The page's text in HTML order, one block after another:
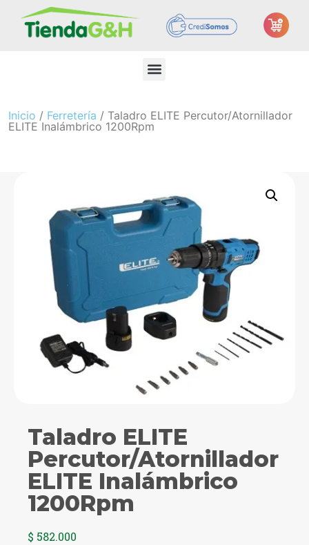
Inicio / Ferretería / Taladro ELITE Percutor/Atornillador
ELITE Inalámbrico 1200Rpm
Taladro ELITE
Percutor/Atornillador
ELITE Inalámbrico
1200Rpm
$ 582.000